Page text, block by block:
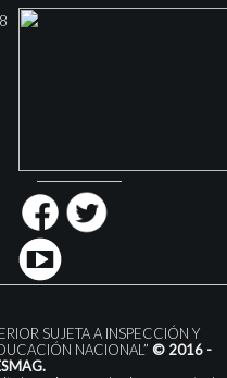
SUJETA A INSPECCIÓN Y
NACIONAL” © 2016 -